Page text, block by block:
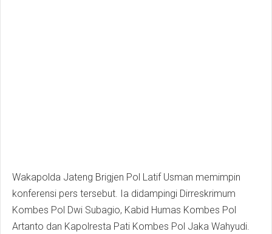
Wakapolda Jateng Brigjen Pol Latif Usman memimpin
konferensi pers tersebut. Ia didampingi Dirreskrimum
Kombes Pol Dwi Subagio, Kabid Humas Kombes Pol
Artanto dan Kapolresta Pati Kombes Pol Jaka Wahyudi.